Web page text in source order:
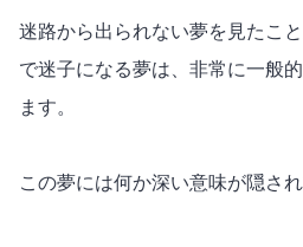
迷路から出られない夢を見たこ
で迷子になる夢は、非常に一般
ます。
この夢には何か深い意味が隠さ